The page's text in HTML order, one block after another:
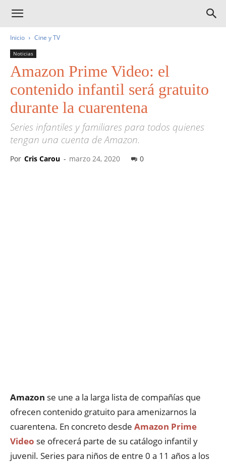
Inicio Cine y TV
Noticias
Amazon Prime Video: el
contenido infantil será gratuito
durante la cuarentena
Series infantiles y familiares para todos quienes
tengan una cuenta de Amazon.
Por Cris Carou - marzo 24, 2020 0
Amazon se une a la larga lista de compañías que
ofrecen contenido gratuito para amenizarnos la
cuarentena. En concreto desde Amazon Prime
Video se ofrecerá parte de su catálogo infantil y
juvenil. Series para niños de entre 0 a 11 años a los